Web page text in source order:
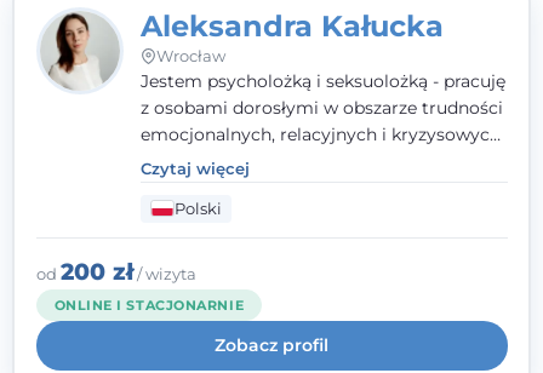
Aleksandra Kałucka
Wrocław
Jestem psycholożką i seksuolożką - pracuję
z osobami dorosłymi w obszarze trudności
emocjonalnych, relacyjnych i kryzysowych,
w tym z osobami po doświadczeniach
przemocy. Ukończyłam psychologię
kliniczną oraz studia podyplomowe z
interwencji kryzysowej i seksuologii
klinicznej na SWPS we Wrocławiu. W pracy
kieruję się empatią, etyką zawodową i
uważnością na potrzeby klienta.
Czytaj więcej
Polski
od 200 zł/ wizyta
ONLINE I STACJONARNIE
Zobacz profil